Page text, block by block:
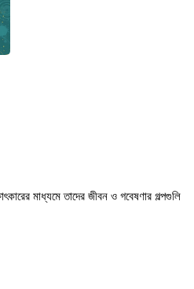
মাধ্যমে তাদের জীবন ও গবেষণার গল্পগুলি